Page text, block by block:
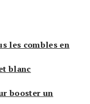
les combles en
blanc
booster un